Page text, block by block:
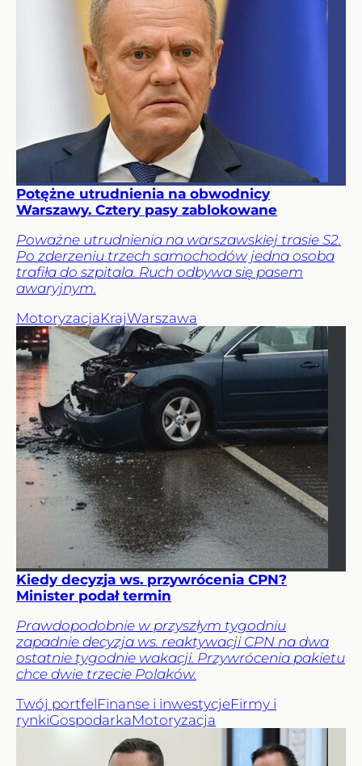
Potężne utrudnienia na obwodnicy
Warszawy. Cztery pasy zablokowane
Poważne utrudnienia na warszawskiej trasie S2.
Po zderzeniu trzech samochodów jedna osoba
trafiła do szpitala. Ruch odbywa się pasem
awaryjnym.
MotoryzacjaKrajWarszawa
Kiedy decyzja ws. przywrócenia CPN?
Minister podał termin
Prawdopodobnie w przyszłym tygodniu
zapadnie decyzja ws. reaktywacji CPN na dwa
ostatnie tygodnie wakacji. Przywrócenia pakietu
chce dwie trzecie Polaków.
Twój portfelFinanse i inwestycjeFirmy i
rynkiGospodarkaMotoryzacja